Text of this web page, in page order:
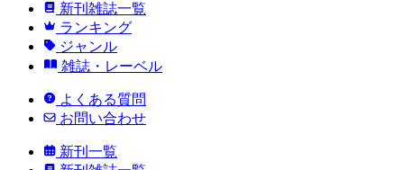
新刊雑誌一覧
ランキング
ジャンル
雑誌・レーベル
よくある質問
お問い合わせ
新刊一覧